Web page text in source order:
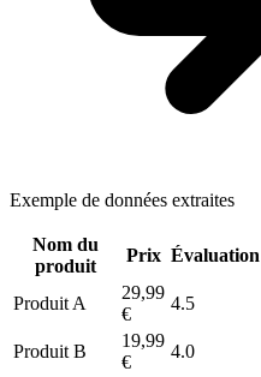
Exemple de données extraites
Nom du
produit
Prix Évaluation
Produit A
29,99
€
4.5
Produit B
19,99
€
4.0